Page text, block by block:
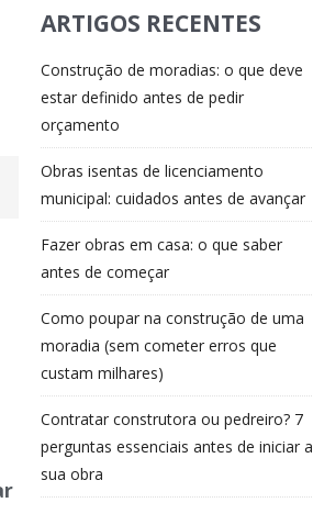
ARTIGOS RECENTES
Construção de moradias: o que deve
estar definido antes de pedir
orçamento
Obras isentas de licenciamento
municipal: cuidados antes de avançar
Fazer obras em casa: o que saber
antes de começar
Como poupar na construção de uma
moradia (sem cometer erros que
custam milhares)
Contratar construtora ou pedreiro? 7
perguntas essenciais antes de iniciar a
sua obra